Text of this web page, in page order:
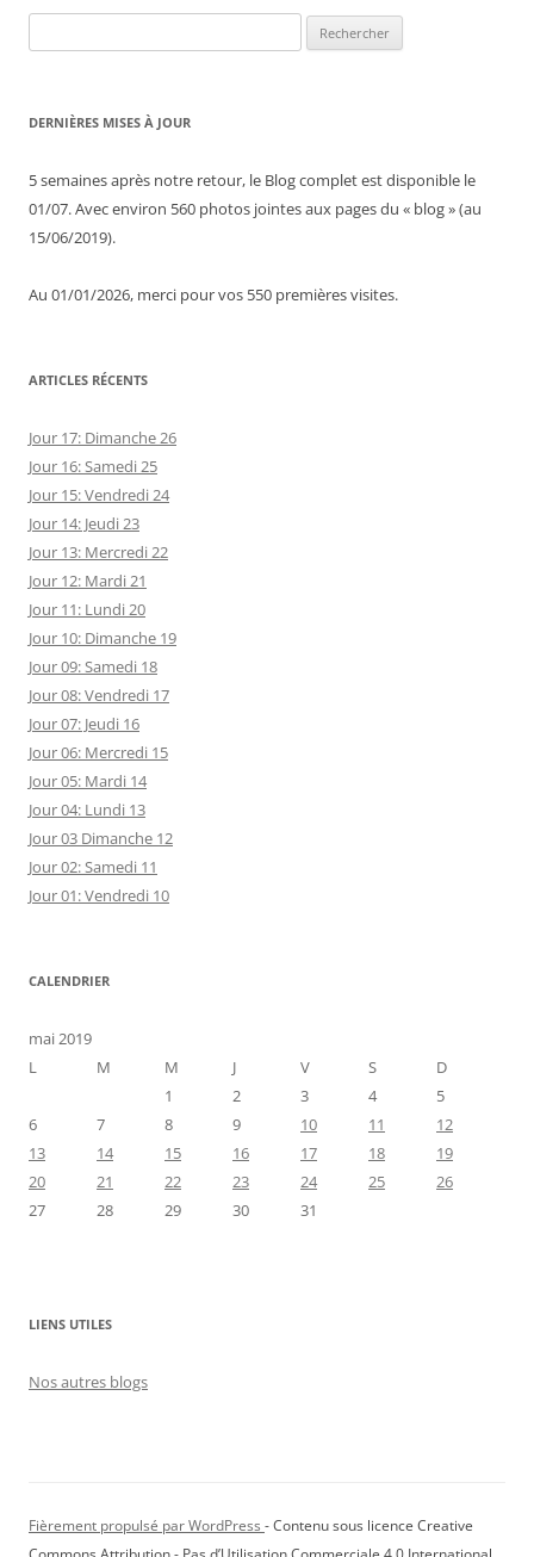
DERNIÈRES MISES À JOUR
5 semaines après notre retour, le Blog complet est disponible le
01/07. Avec environ 560 photos jointes aux pages du « blog » (au
15/06/2019).
Au 01/01/2026, merci pour vos 550 premières visites.
ARTICLES RÉCENTS
Jour 17: Dimanche 26
Jour 16: Samedi 25
Jour 15: Vendredi 24
Jour 14: Jeudi 23
Jour 13: Mercredi 22
Jour 12: Mardi 21
Jour 11: Lundi 20
Jour 10: Dimanche 19
Jour 09: Samedi 18
Jour 08: Vendredi 17
Jour 07: Jeudi 16
Jour 06: Mercredi 15
Jour 05: Mardi 14
Jour 04: Lundi 13
Jour 03 Dimanche 12
Jour 02: Samedi 11
Jour 01: Vendredi 10
CALENDRIER
mai 2019
L
M M J V S
D
1
2 3 4
5
6
7 8 9 10 11
12
13
14 15 16 17 18
19
20
21 22 23 24 25
26
27
28 29 30 31
LIENS UTILES
Nos autres blogs
Fièrement propulsé par WordPress